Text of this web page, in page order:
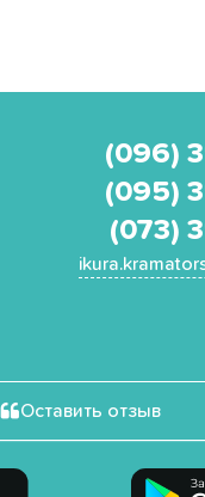
(096)
(095)
(073)
Оставить отзыв